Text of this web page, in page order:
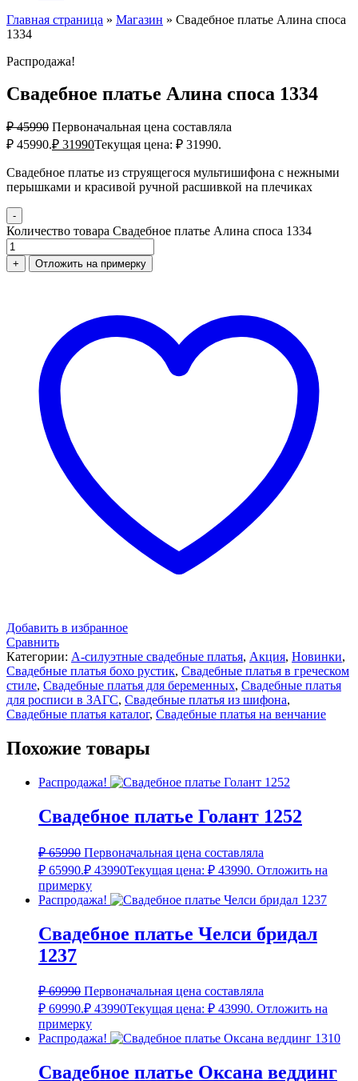
Главная страница » Магазин » Свадебное платье Алина споса
1334
Распродажа!
Свадебное платье Алина споса 1334
₽45990 Первоначальная цена составляла
₽ 45990.₽ 31990Текущая цена: ₽ 31990.
Свадебное платье из струящегося мультишифона с нежными
перышками и красивой ручной расшивкой на плечиках
-
Количество товара Свадебное платье Алина споса 1334
+ Отложить на примерку
Добавить в избранное
Сравнить
Категории: А-силуэтные свадебные платья, Акция, Новинки,
Свадебные платья бохо рустик, Свадебные платья в греческом
стиле, Свадебные платья для беременных, Свадебные платья
для росписи в ЗАГС, Свадебные платья из шифона,
Свадебные платья каталог, Свадебные платья на венчание
Похожие товары
Распродажа!
Свадебное платье Голант 1252
₽65990 Первоначальная цена составляла
₽ 65990.₽ 43990Текущая цена: ₽ 43990. Отложить на
примерку
Распродажа!
Свадебное платье Челси бридал
1237
₽69990 Первоначальная цена составляла
₽ 69990.₽ 43990Текущая цена: ₽ 43990. Отложить на
примерку
Распродажа!
Свадебное платье Оксана веддинг